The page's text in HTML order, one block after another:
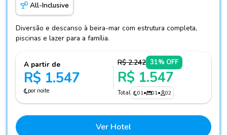
All-Inclusive
Diversão e descanso à beira-mar com estrutura completa,
piscinas e lazer para a família.
A partir de
R$ 1.547
por noite
R$ 2.242 31% OFF
R$ 1.547
Total 01• 01• 02
Ver Hotel